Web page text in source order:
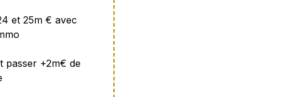
et 25m € avec
passer +2m€ de